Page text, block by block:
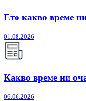
Ето какво време
01.08.2026
Какво време ни
06.06.2026